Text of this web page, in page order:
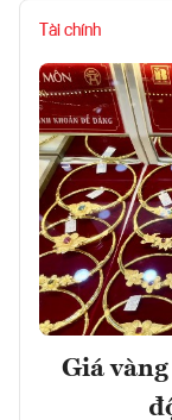
Tài chính
Giá